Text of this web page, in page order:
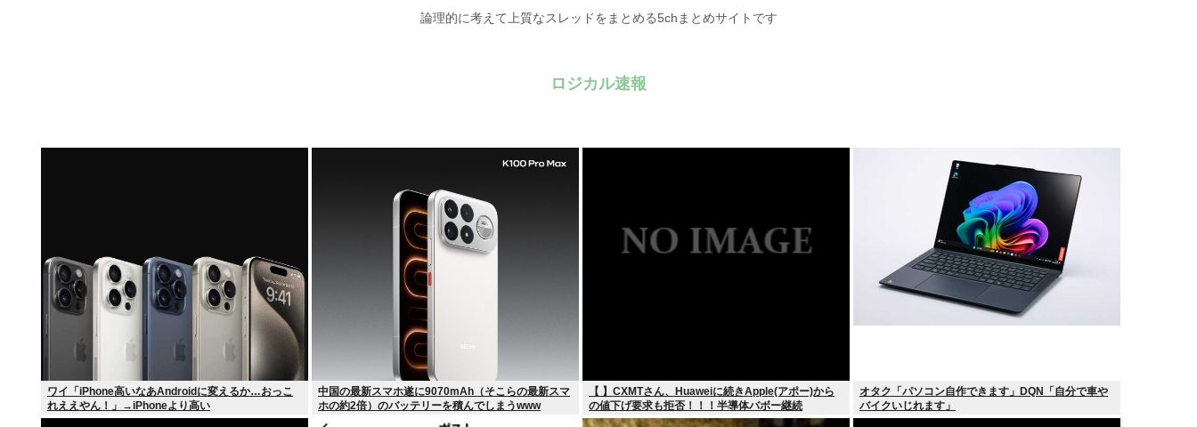
論理的に考えて上質なスレッドをまとめる5chまとめサイトです
ロジカル速報
ワイ「iPhone高いなあAndroidに変えるか…おっこ
れええやん！」→iPhoneより高い
中国の最新スマホ遂に9070mAh（そこらの最新スマ
ホの約2倍）のバッテリーを積んでしまうwww
【 】CXMTさん、Huaweiに続きApple(アポー)から
の値下げ要求も拒否！！！半導体バボー継続
へ！！！
オタク「パソコン自作できます」DQN「自分で車や
バイクいじれます」